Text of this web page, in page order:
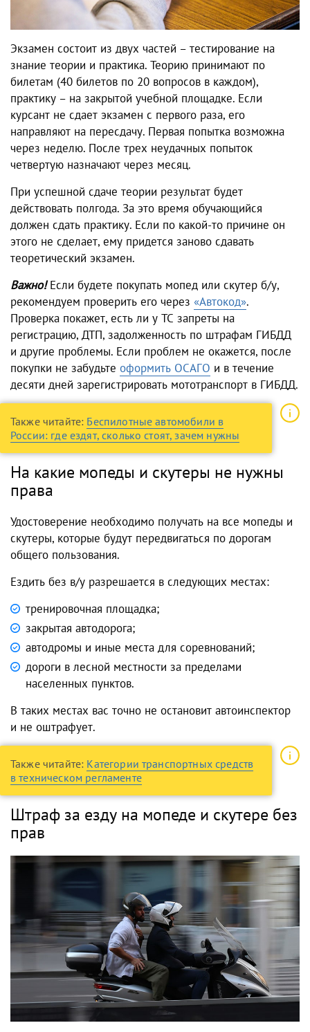
Экзамен состоит из двух частей – тестирование на
знание теории и практика. Теорию принимают по
билетам (40 билетов по 20 вопросов в каждом),
практику – на закрытой учебной площадке. Если
курсант не сдает экзамен с первого раза, его
направляют на пересдачу. Первая попытка возможна
через неделю. После трех неудачных попыток
четвертую назначают через месяц.
При успешной сдаче теории результат будет
действовать полгода. За это время обучающийся
должен сдать практику. Если по какой-то причине он
этого не сделает, ему придется заново сдавать
теоретический экзамен.
Важно!Если будете покупать мопед или скутер б/у,
рекомендуем проверить его через «Автокод».
Проверка покажет, есть ли у ТС запреты на
регистрацию, ДТП, задолженность по штрафам ГИБДД
и другие проблемы. Если проблем не окажется, после
покупки не забудьте оформить ОСАГО и в течение
десяти дней зарегистрировать мототранспорт в ГИБДД.
Также читайте: Беспилотные автомобили в
России: где ездят, сколько стоят, зачем нужны
На какие мопеды и скутеры не нужны
права
Удостоверение необходимо получать на все мопеды и
скутеры, которые будут передвигаться по дорогам
общего пользования.
Ездить без в/у разрешается в следующих местах:
тренировочная площадка;
закрытая автодорога;
автодромы и иные места для соревнований;
дороги в лесной местности за пределами
населенных пунктов.
В таких местах вас точно не остановит автоинспектор
и не оштрафует.
Также читайте: Категории транспортных средств
в техническом регламенте
Штраф за езду на мопеде и скутере без
прав